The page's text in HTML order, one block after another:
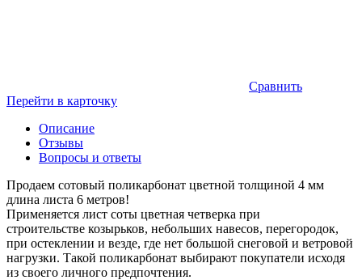
Сравнить
Перейти в карточку
Описание
Отзывы
Вопросы и ответы
Продаем сотовый поликарбонат цветной толщиной 4 мм
длина листа 6 метров!
Применяется лист соты цветная четверка при
строительстве козырьков, небольших навесов, перегородок,
при остеклении и везде, где нет большой снеговой и ветровой
нагрузки. Такой поликарбонат выбирают покупатели исходя
из своего личного предпочтения.